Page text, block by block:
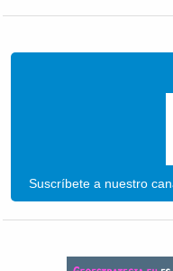
Suscríbete a nuestro